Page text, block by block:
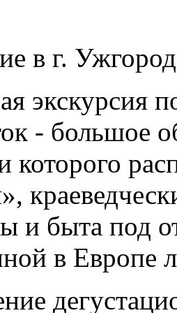
в г.
- большое
которого
и быта под
в Европе